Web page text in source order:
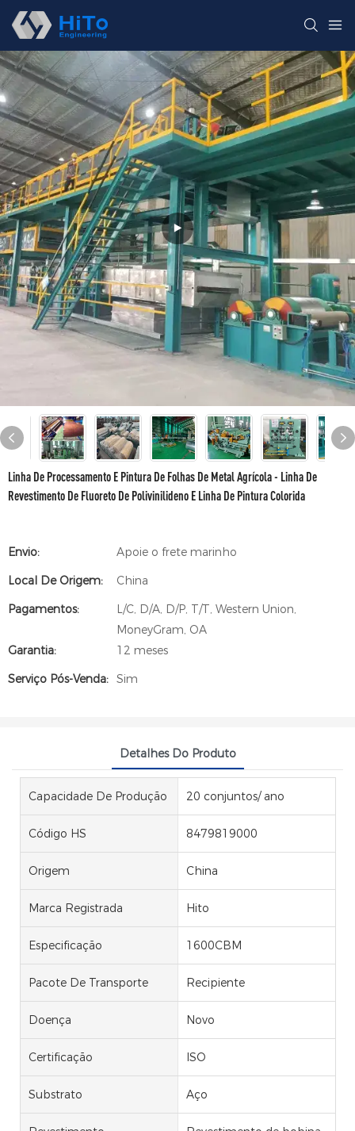
Linha De Processamento E Pintura De Folhas De Metal Agrícola - Linha De
Revestimento De Fluoreto De Polivinilideno E Linha De Pintura Colorida
Envio:
Apoie o frete marinho
Local De Origem:
China
Pagamentos:
L/C, D/A, D/P, T/T, Western Union,
MoneyGram, OA
Garantia:
12 meses
Serviço Pós-Venda: Sim
Detalhes Do Produto
Capacidade De Produção 20 conjuntos/ ano
Código HS 8479819000
Origem China
Marca Registrada Hito
Especificação 1600CBM
Pacote De Transporte Recipiente
Doença Novo
Certificação ISO
Substrato Aço